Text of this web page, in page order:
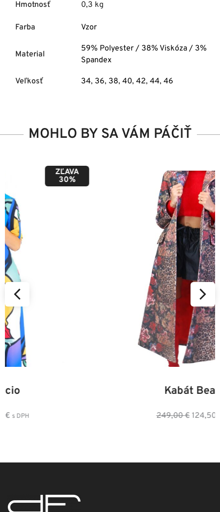
Hmotnosť 0,3 kg
Farba Vzor
Material
59% Polyester / 38% Viskóza / 3%
Spandex
Veľkosť 34, 36, 38, 40, 42, 44, 46
MOHLO BY SA VÁM PÁČIŤ
ZĽAVA
50%
Aktuálna